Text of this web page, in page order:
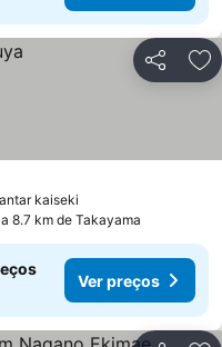
Partilhar
kaiseki
8.7 km de Takayama
Ver preços